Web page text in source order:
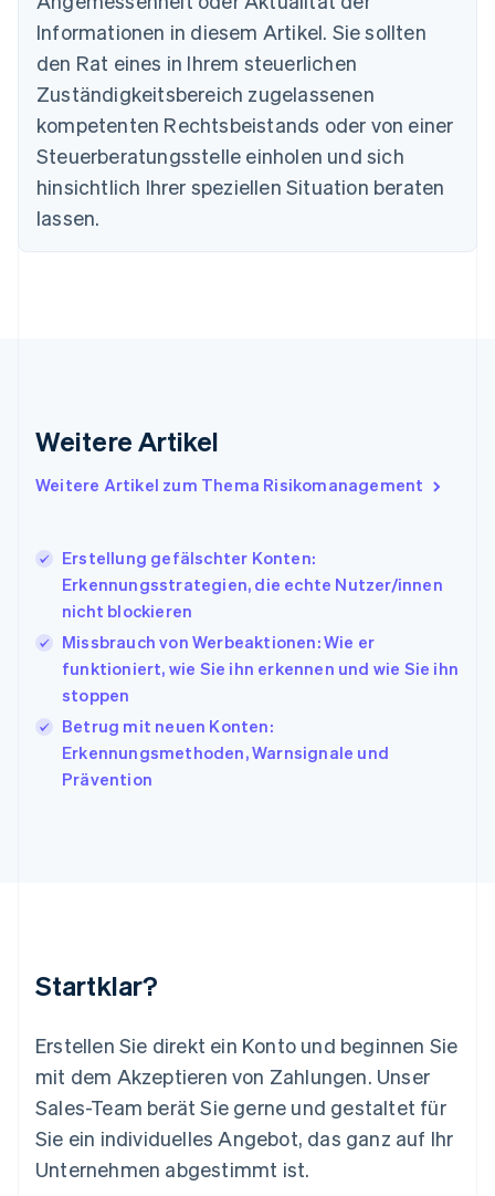
Informationen in diesem Artikel. Sie sollten
den Rat eines in Ihrem steuerlichen
Zuständigkeitsbereich zugelassenen
kompetenten Rechtsbeistands oder von einer
Steuerberatungsstelle einholen und sich
hinsichtlich Ihrer speziellen Situation beraten
lassen.
Weitere Artikel
Weitere Artikel zum Thema Risikomanagement
Erstellung gefälschter Konten:
Erkennungsstrategien, die echte Nutzer/innen
nicht blockieren
Missbrauch von Werbeaktionen: Wie er
funktioniert, wie Sie ihn erkennen und wie Sie ihn
stoppen
Betrug mit neuen Konten:
Erkennungsmethoden, Warnsignale und
Prävention
Startklar?
Erstellen Sie direkt ein Konto und beginnen Sie
mit dem Akzeptieren von Zahlungen. Unser
Sales-Team berät Sie gerne und gestaltet für
Sie ein individuelles Angebot, das ganz auf Ihr
Unternehmen abgestimmt ist.
Bulgarien
English
Dänemark
Deutschland
DeutschEnglish
Estland
English
Festlandchina
简体中文
EnglishSvenska
English
English
Japan
日本語
EnglishFrançais
Kroatien
EnglishItaliano
Lettland
English
Liechtenstein
DeutschEnglish
Litauen
Español English
Niederlande
NederlandsEnglish
English
Österreich
Deutsch
Polen